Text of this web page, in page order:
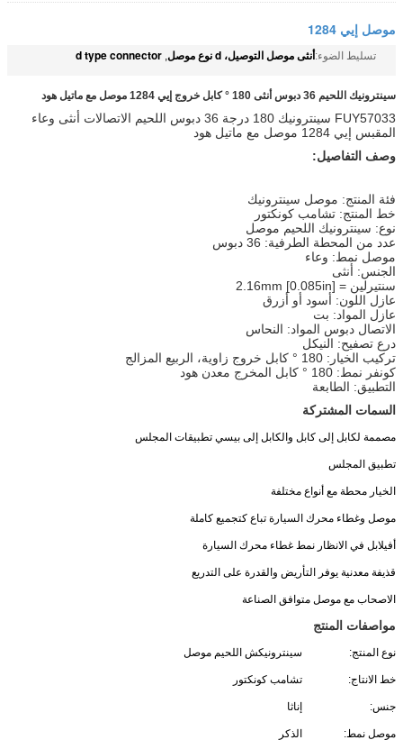
موصل إيي 1284
تسليط الضوء:أنثى موصل التوصيل، d نوع موصل ,
d type connector
سينترونيك اللحيم 36 دبوس أنثى 180 ° كابل خروج إيي 1284 موصل مع ماتيل هود
FUY57033 سينترونيك 180 درجة 36 دبوس اللحيم الاتصالات أنثى وعاء
المقبس إيي 1284 موصل مع ماتيل هود
وصف التفاصيل:
فئة المنتج: موصل سينترونيك
خط المنتج: تشامب كونكتور
نوع: سينترونيك اللحيم موصل
عدد من المحطة الطرفية: 36 دبوس
موصل نمط: وعاء
الجنس: أنثى
سنتيرلين = 2.16mm [0.085in]
عازل اللون: أسود أو أزرق
عازل المواد: بت
الاتصال دبوس المواد: النحاس
درع تصفيح: النيكل
تركيب الخيار: 180 ° كابل خروج زاوية، الربيع المزالج
كونفر نمط: 180 ° كابل المخرج معدن هود
التطبيق: الطابعة
السمات المشتركة
مصممة لكابل إلى كابل والكابل إلى بيسي تطبيقات المجلس
تطبيق المجلس
الخيار محطة مع أنواع مختلفة
موصل وغطاء محرك السيارة تباع كتجميع كاملة
أفيلابل في الانظار نمط غطاء محرك السيارة
قذيفة معدنية يوفر التأريض والقدرة على التدريع
الاصحاب مع موصل متوافق الصناعة
مواصفات المنتج
نوع المنتج: سينترونيكش اللحيم موصل
خط الانتاج: تشامب كونكتور
جنس: إناثا
موصل نمط: الذكر